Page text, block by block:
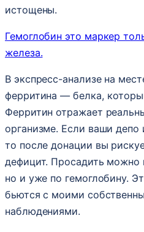
истощены.
Гемоглобин это маркер
железа.
В экспресс-анализе на
ферритина — белка,
Ферритин отражает
организме. Если ваши депо
то после донации вы
дефицит. Просадить можно
но и уже по гемоглобину.
бьются с моими
наблюдениями.